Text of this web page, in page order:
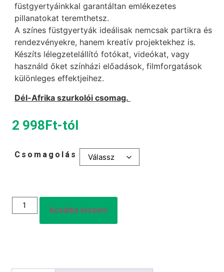
füstgyertyáinkkal garantáltan emlékezetes
pillanatokat teremthetsz.
A színes füstgyertyák ideálisak nemcsak partikra és
rendezvényekre, hanem kreatív projektekhez is.
Készíts lélegzetelállító fotókat, videókat, vagy
használd őket színházi előadások, filmforgatások
különleges effektjeihez.
Dél-Afrika szurkolói csomag.
2 998Ft-tól
Csomagolás
Kosárba teszem